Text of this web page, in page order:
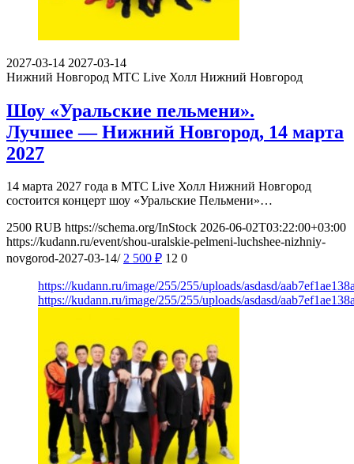
2027-03-14 2027-03-14
Нижний Новгород МТС Live Холл Нижний Новгород
Шоу «Уральские пельмени».
Лучшее — Нижний Новгород, 14 марта
2027
14 марта 2027 года в МТС Live Холл Нижний Новгород
состоится концерт шоу «Уральские Пельмени»…
2500 RUB https://schema.org/InStock 2026-06-02T03:22:00+03:00
https://kudann.ru/event/shou-uralskie-pelmeni-luchshee-nizhniy-
novgorod-2027-03-14/ 2 500 ₽ 12 0
https://kudann.ru/image/255/255/uploads/asdasd/
https://kudann.ru/image/255/255/uploads/asdasd/